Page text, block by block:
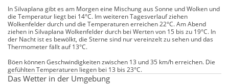
In Silvaplana gibt es am Morgen eine Mischung aus Sonne und Wolken und
die Temperatur liegt bei 14°C. Im weiteren Tagesverlauf ziehen
Wolkenfelder durch und die Temperaturen erreichen 22°C. Am Abend
ziehen in Silvaplana Wolkenfelder durch bei Werten von 15 bis zu 19°C. In
der Nacht ist es bewölkt, die Sterne sind nur vereinzelt zu sehen und das
Thermometer fällt auf 13°C.
Böen können Geschwindigkeiten zwischen 13 und 35 km/h erreichen. Die
gefühlten Temperaturen liegen bei 13 bis 23°C.
Das Wetter in der Umgebung